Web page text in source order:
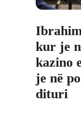
kur je
kazino
je në
dituri